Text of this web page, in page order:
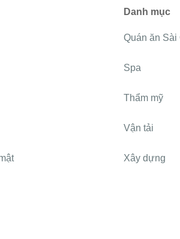
Danh mục
Quán ăn Sài
Spa
Thẩm mỹ
Vận tải
Xây dựng